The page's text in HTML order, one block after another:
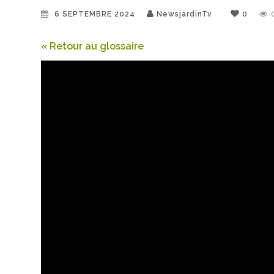
6 SEPTEMBRE 2024 NewsjardinTv 0
« Retour au glossaire